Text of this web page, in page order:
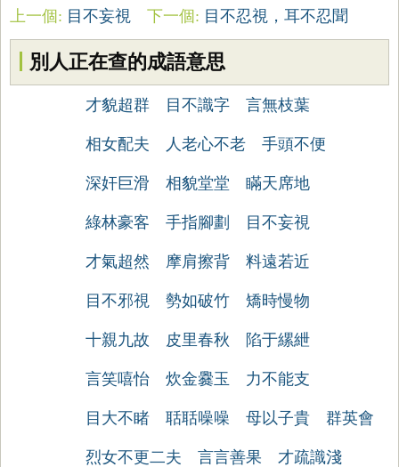
上一個: 目不妄視 下一個: 目不忍視，耳不忍聞
別人正在查的成語意思
才貌超群 目不識字 言無枝葉
相女配夫 人老心不老 手頭不便
深奸巨滑 相貌堂堂 瞞天席地
綠林豪客 手指腳劃 目不妄視
才氣超然 摩肩擦背 料遠若近
目不邪視 勢如破竹 矯時慢物
十親九故 皮里春秋 陷于縲紲
言笑嘻怡 炊金爨玉 力不能支
目大不睹 聒聒噪噪 母以子貴 群英會
烈女不更二夫 言言善果 才疏識淺